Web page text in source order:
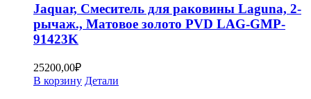
Jaquar, Смеситель для раковины Laguna, 2-
рычаж., Матовое золото PVD LAG-GMP-
91423K
25200,00₽
В корзину Детали